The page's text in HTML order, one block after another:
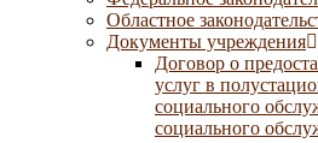
Областное
Документы учреждения
Договор о
услуг в
социального
социального